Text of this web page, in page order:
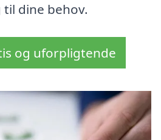
dine behov.
og uforpligtende